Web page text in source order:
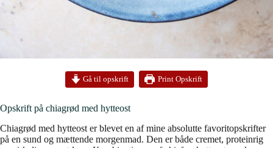
Gå til opskrift Print Opskrift
Opskrift på chiagrød med hytteost
Chiagrød med hytteost er blevet en af mine absolutte favoritopskrifter
på en sund og mættende morgenmad. Den er både cremet, proteinrig